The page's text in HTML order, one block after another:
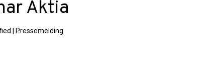
Aktia
Pressemelding